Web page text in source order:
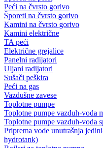
Peći na čvrsto gorivo
Šporeti na čvrsto gorivo
Kamini na čvrsto gorivo
Kamini električne
TA peći
Električne grejalice
Panelni radijatori
Uljani radijatori
Sušači peškira
Peći na gas
Vazdušne zavese
Toplotne pumpe
Toplotne pumpe vazduh-voda
Toplotne pumpe vazduh-voda
Priprema vode unutrašnja
hydrotank)